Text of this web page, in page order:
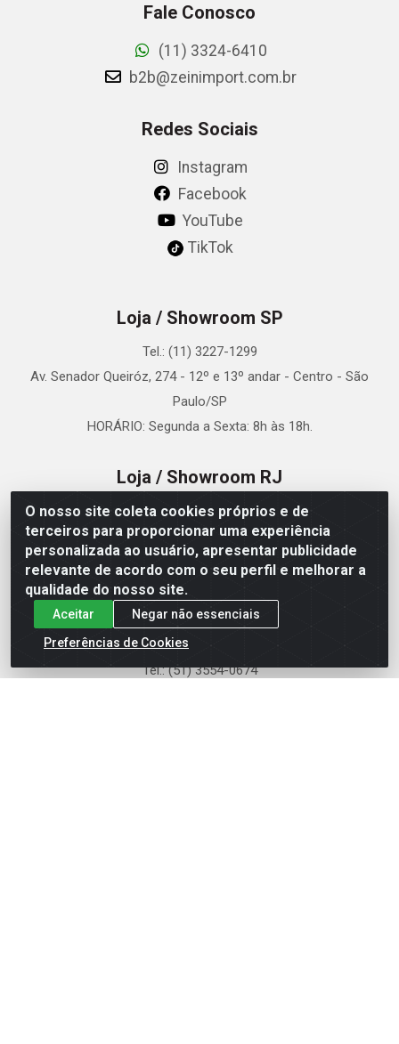
O nosso site coleta cookies próprios e de
terceiros para proporcionar uma experiência
personalizada ao usuário, apresentar publicidade
relevante de acordo com o seu perfil e melhorar a
qualidade do nosso site.
Aceitar
Negar não essenciais
Preferências de Cookies
Fale Conosco
(11) 3324-6410
b2b@zeinimport.com.br
Redes Sociais
Instagram
Facebook
YouTube
TikTok
Loja / Showroom SP
Tel.: (11) 3227-1299
Av. Senador Queiróz, 274 - 12º e 13º andar - Centro - São
Paulo/SP
HORÁRIO: Segunda a Sexta: 8h às 18h.
Loja / Showroom RJ
Tel.: (21) 3173-3320
Rua República do Libano, 61 Sala 820 - Centro - Rio de
Janeiro/RJ
HORÁRIO: Segunda a Sexta: 8h às 18h.
Loja / Showroom Porto Alegre
Tel.: (51) 3554-0674